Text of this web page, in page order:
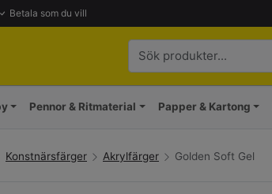
Betala som du vill
Pennor & Ritmaterial Papper & Kartong
Konstnärsfärger Akrylfärger Golden Soft Gel